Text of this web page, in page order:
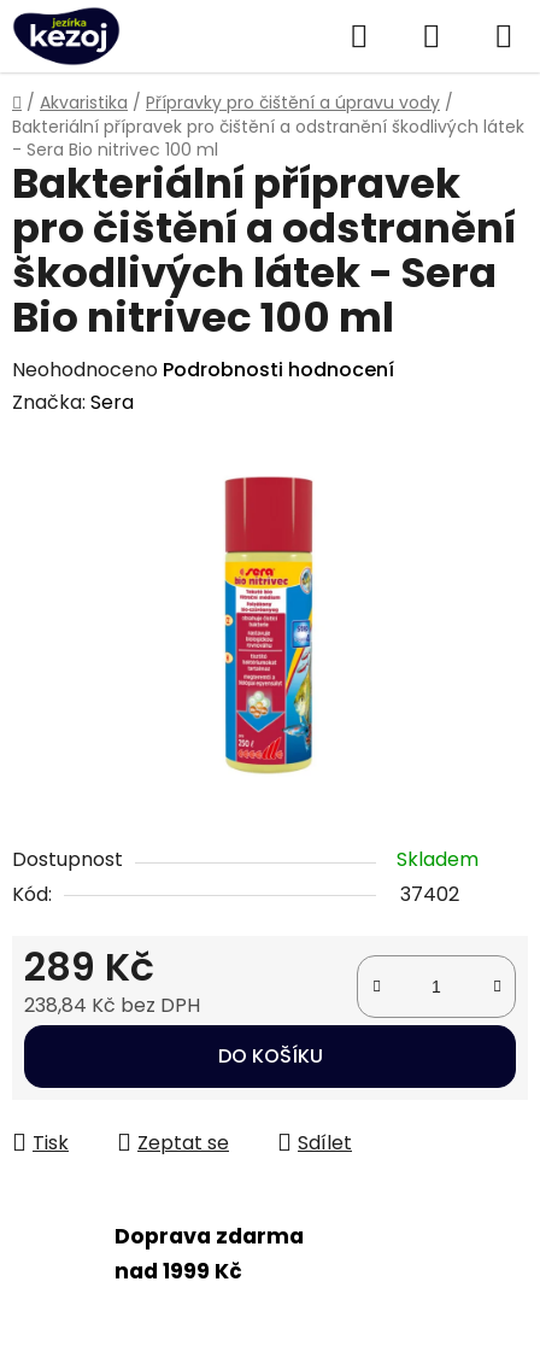
Přejít
na
obsah
Hledat
KOŠÍK
Domů
/ Akvaristika / Přípravky pro čištění a úpravu vody /
Bakteriální přípravek pro čištění a odstranění škodlivých látek
- Sera Bio nitrivec 100 ml
Dostupnost
Skladem
Kód:
37402
289 Kč
238,84 Kč bez DPH
Měrná cena:
DO KOŠÍKU
Tisk Zeptat se Sdílet
Bakteriální přípravek
pro čištění a odstranění
škodlivých látek - Sera
Bio nitrivec 100 ml
Průměrné
hodnocení
Neohodnoceno Podrobnosti hodnocení
Značka: Sera
Doprava zdarma
nad 1999 Kč